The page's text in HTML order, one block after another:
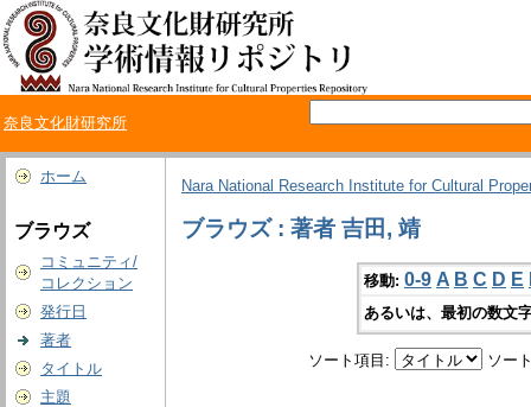
奈良文化財研究所
ホーム
ブラウズ
コミュニティ/
コレクション
発行日
著者
タイトル
主題
Nara National Research Institute for Cultural
ブラウズ : 著者 吉田, 靖
移動: 0-9 A B C D E
あるいは、最初の数文
ソート項目: ソー